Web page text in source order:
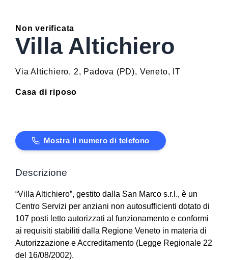
Non verificata
Villa Altichiero
Via Altichiero, 2, Padova (PD), Veneto, IT
Casa di riposo
Mostra il numero di telefono
Descrizione
“Villa Altichiero”, gestito dalla San Marco s.r.l., è un
Centro Servizi per anziani non autosufficienti dotato di
107 posti letto autorizzati al funzionamento e conformi
ai requisiti stabiliti dalla Regione Veneto in materia di
Autorizzazione e Accreditamento (Legge Regionale 22
del 16/08/2002).